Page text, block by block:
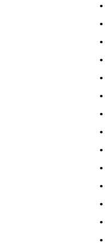
•
•
•
•
•
•
•
•
•
•
•
•
•
•